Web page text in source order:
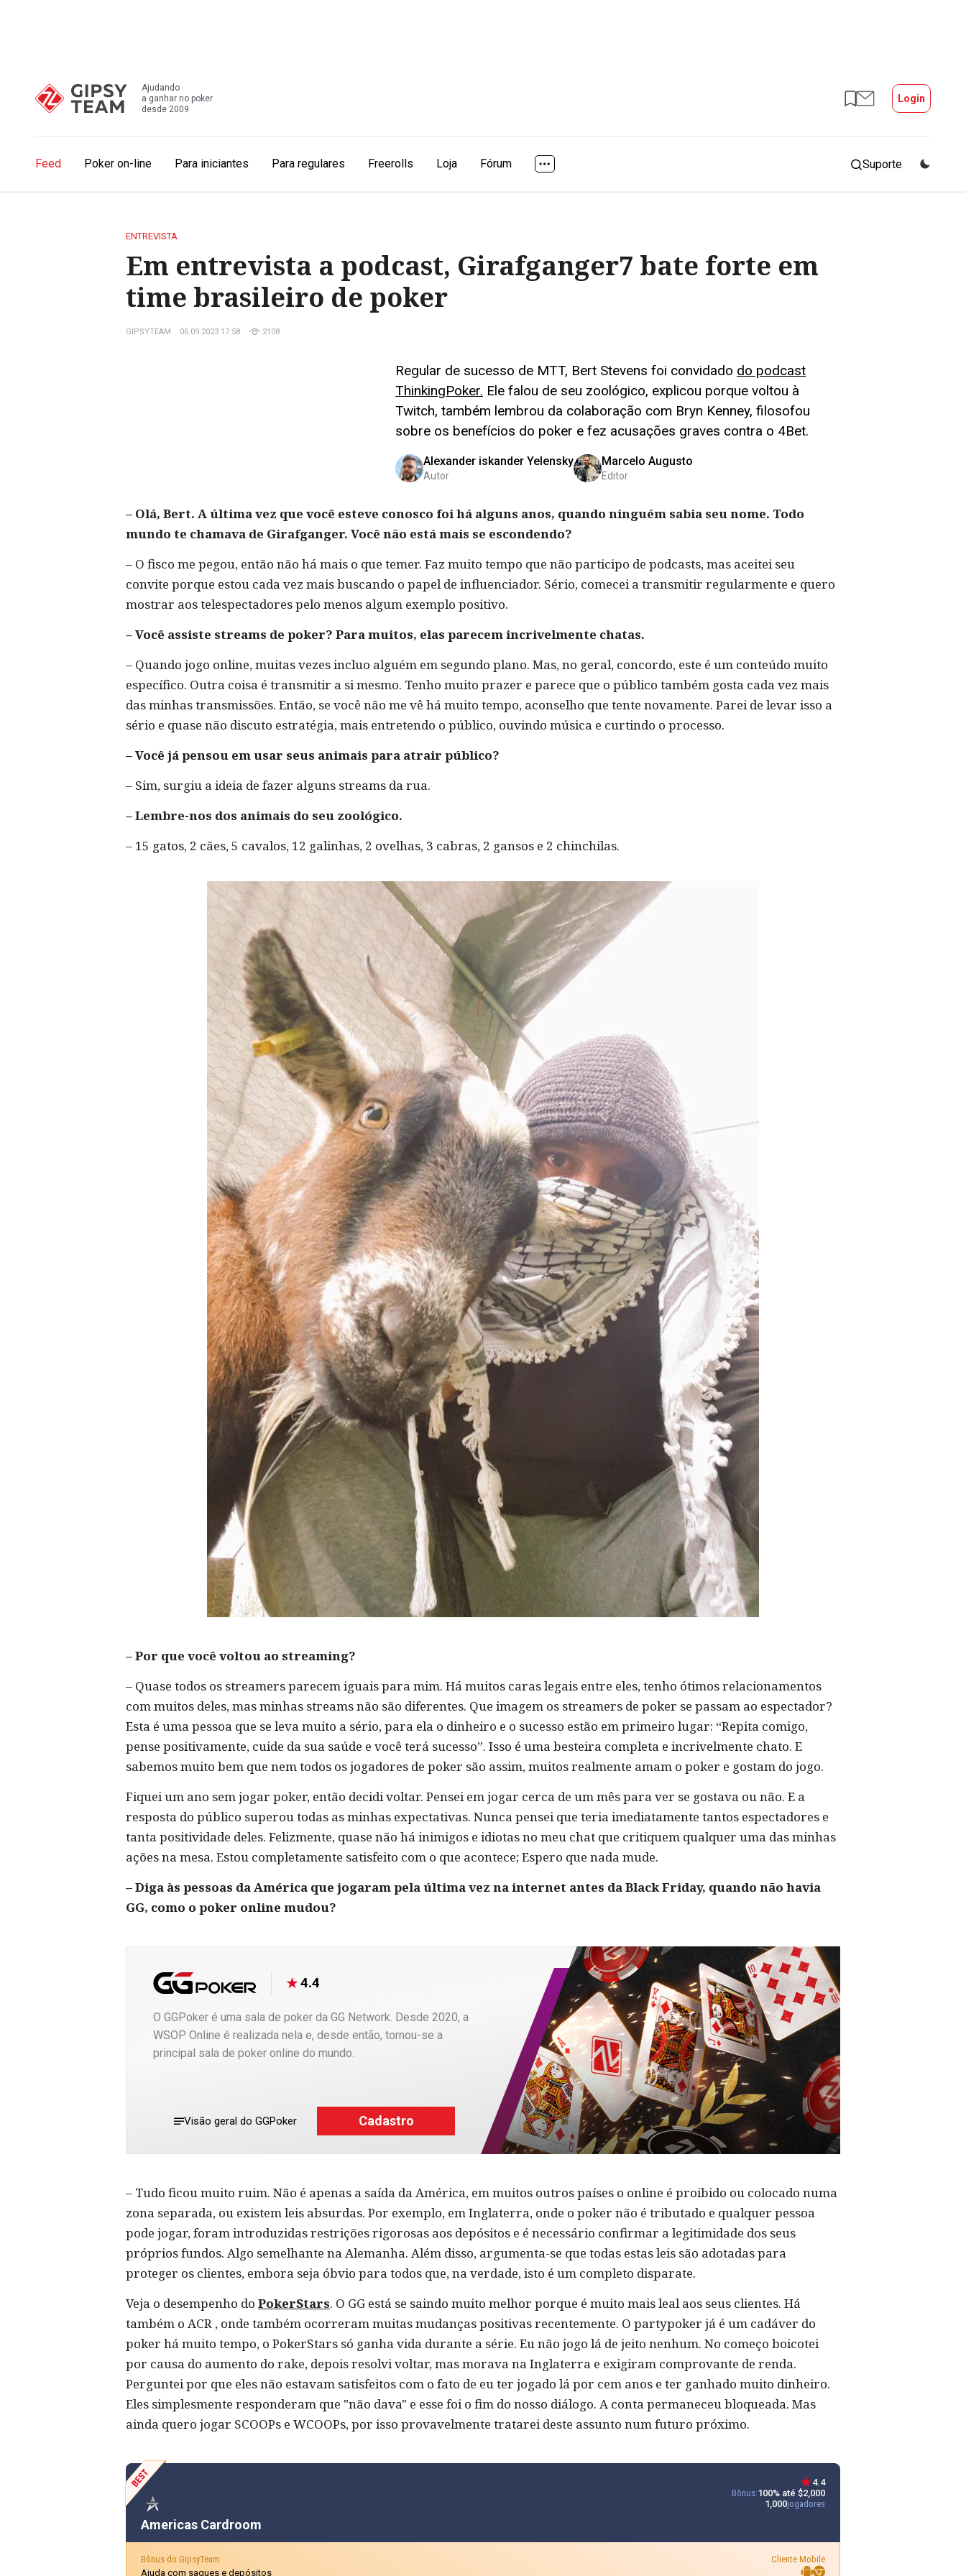
Ajudando
a ganhar no poker
desde 2009
Login
Feed Poker on-line Para iniciantes Para regulares Freerolls Loja Fórum Suporte
ENTREVISTA
Em entrevista a podcast, Girafganger7 bate forte em
time brasileiro de poker
GIPSYTEAM 06.09.2023 17:58 2108
Regular de sucesso de MTT, Bert Stevens foi convidado do podcast
ThinkingPoker. Ele falou de seu zoológico, explicou porque voltou à
Twitch, também lembrou da colaboração com Bryn Kenney, filosofou
sobre os benefícios do poker e fez acusações graves contra o 4Bet.
Alexander iskander Yelensky
Autor
Marcelo Augusto
Editor
– Olá, Bert. A última vez que você esteve conosco foi há alguns anos, quando ninguém sabia seu nome. Todo
mundo te chamava de Girafganger. Você não está mais se escondendo?
– O fisco me pegou, então não há mais o que temer. Faz muito tempo que não participo de podcasts, mas aceitei seu
convite porque estou cada vez mais buscando o papel de influenciador. Sério, comecei a transmitir regularmente e quero
mostrar aos telespectadores pelo menos algum exemplo positivo.
– Você assiste streams de poker? Para muitos, elas parecem incrivelmente chatas.
– Quando jogo online, muitas vezes incluo alguém em segundo plano. Mas, no geral, concordo, este é um conteúdo muito
específico. Outra coisa é transmitir a si mesmo. Tenho muito prazer e parece que o público também gosta cada vez mais
das minhas transmissões. Então, se você não me vê há muito tempo, aconselho que tente novamente. Parei de levar isso a
sério e quase não discuto estratégia, mais entretendo o público, ouvindo música e curtindo o processo.
– Você já pensou em usar seus animais para atrair público?
– Sim, surgiu a ideia de fazer alguns streams da rua.
– Lembre-nos dos animais do seu zoológico.
– 15 gatos, 2 cães, 5 cavalos, 12 galinhas, 2 ovelhas, 3 cabras, 2 gansos e 2 chinchilas.
– Por que você voltou ao streaming?
– Quase todos os streamers parecem iguais para mim. Há muitos caras legais entre eles, tenho ótimos relacionamentos
com muitos deles, mas minhas streams não são diferentes. Que imagem os streamers de poker se passam ao espectador?
Esta é uma pessoa que se leva muito a sério, para ela o dinheiro e o sucesso estão em primeiro lugar: “Repita comigo,
pense positivamente, cuide da sua saúde e você terá sucesso”. Isso é uma besteira completa e incrivelmente chato. E
sabemos muito bem que nem todos os jogadores de poker são assim, muitos realmente amam o poker e gostam do jogo.
Fiquei um ano sem jogar poker, então decidi voltar. Pensei em jogar cerca de um mês para ver se gostava ou não. E a
resposta do público superou todas as minhas expectativas. Nunca pensei que teria imediatamente tantos espectadores e
tanta positividade deles. Felizmente, quase não há inimigos e idiotas no meu chat que critiquem qualquer uma das minhas
ações na mesa. Estou completamente satisfeito com o que acontece; Espero que nada mude.
– Diga às pessoas da América que jogaram pela última vez na internet antes da Black Friday, quando não havia
GG, como o poker online mudou?
4.4
O GGPoker é uma sala de poker da GG Network. Desde 2020, a
WSOP Online é realizada nela e, desde então, tornou-se a
principal sala de poker online do mundo.
Visão geral do GGPoker Cadastro
– Tudo ficou muito ruim. Não é apenas a saída da América, em muitos outros países o online é proibido ou colocado numa
zona separada, ou existem leis absurdas. Por exemplo, em Inglaterra, onde o poker não é tributado e qualquer pessoa
pode jogar, foram introduzidas restrições rigorosas aos depósitos e é necessário confirmar a legitimidade dos seus
próprios fundos. Algo semelhante na Alemanha. Além disso, argumenta-se que todas estas leis são adotadas para
proteger os clientes, embora seja óbvio para todos que, na verdade, isto é um completo disparate.
Veja o desempenho do PokerStars. O GG está se saindo muito melhor porque é muito mais leal aos seus clientes. Há
também o ACR , onde também ocorreram muitas mudanças positivas recentemente. O partypoker já é um cadáver do
poker há muito tempo, o PokerStars só ganha vida durante a série. Eu não jogo lá de jeito nenhum. No começo boicotei
por causa do aumento do rake, depois resolvi voltar, mas morava na Inglaterra e exigiram comprovante de renda.
Perguntei por que eles não estavam satisfeitos com o fato de eu ter jogado lá por cem anos e ter ganhado muito dinheiro.
Eles simplesmente responderam que "não dava" e esse foi o fim do nosso diálogo. A conta permaneceu bloqueada. Mas
ainda quero jogar SCOOPs e WCOOPs, por isso provavelmente tratarei deste assunto num futuro próximo.
Americas Cardroom
4.4
Bônus:100% até $2,000
1,000jogadores
Bônus do GipsyTeam
Ajuda com saques e depósitos
Cliente Mobile